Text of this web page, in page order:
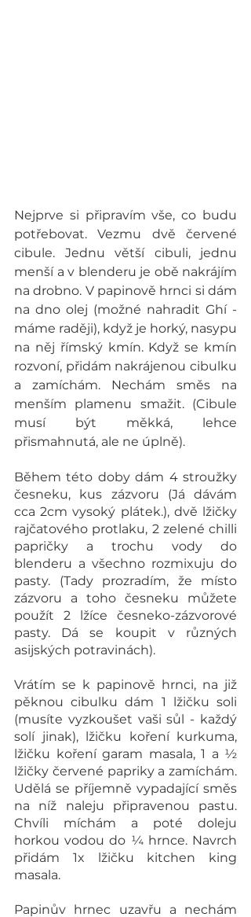
Nejprve si připravím vše, co budu
potřebovat. Vezmu dvě červené
cibule. Jednu větší cibuli, jednu
menší a v blenderu je obě nakrájím
na drobno. V papinově hrnci si dám
na dno olej (možné nahradit Ghí -
máme raději), když je horký, nasypu
na něj římský kmín. Když se kmín
rozvoní, přidám nakrájenou cibulku
a zamíchám. Nechám směs na
menším plamenu smažit. (Cibule
musí být měkká, lehce
přismahnutá, ale ne úplně).
Během této doby dám 4 stroužky
česneku, kus zázvoru (Já dávám
cca 2cm vysoký plátek.), dvě lžičky
rajčatového protlaku, 2 zelené chilli
papričky a trochu vody do
blenderu a všechno rozmixuju do
pasty. (Tady prozradím, že místo
zázvoru a toho česneku můžete
použít 2 lžíce česneko-zázvorové
pasty. Dá se koupit v různých
asijských potravinách).
Vrátím se k papinově hrnci, na již
pěknou cibulku dám 1 lžičku soli
(musíte vyzkoušet vaši sůl - každý
solí jinak), lžičku koření kurkuma,
lžičku koření garam masala, 1 a ½
lžičky červené papriky a zamíchám.
Udělá se příjemně vypadající směs
na níž naleju připravenou pastu.
Chvíli míchám a poté doleju
horkou vodou do ¼ hrnce. Navrch
přidám 1x lžičku kitchen king
masala.
Papinův hrnec uzavřu a nechám